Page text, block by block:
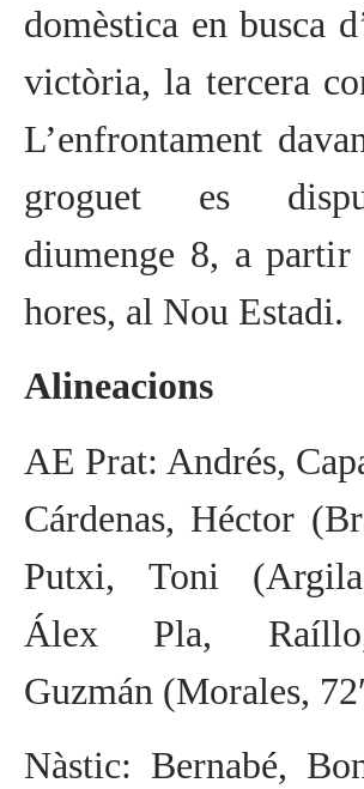
domèstica en busca
victòria, la tercera
L’enfrontament
groguet es
diumenge 8, a partir
hores, al Nou Estadi.
Alineacions
AE Prat: Andrés,
Cárdenas, Héctor
Putxi, Toni
Álex Pla,
Guzmán (Morales,
Nàstic: Bernabé,